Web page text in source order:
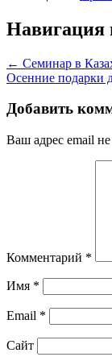
Навигация
← Семинар в
Осенние подарки
Добавить
Ваш адрес email
Комментарий *
Имя *
Email *
Сайт